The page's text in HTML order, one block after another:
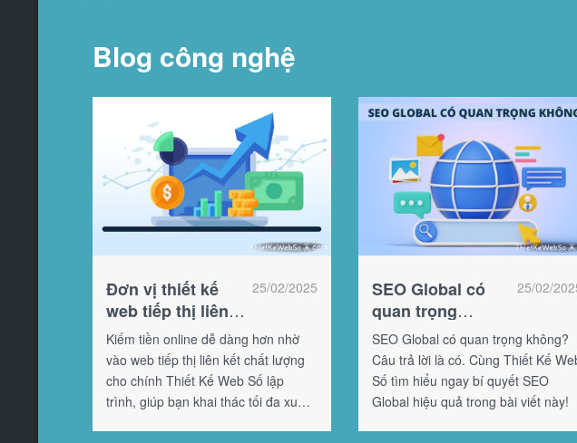
Blog công nghệ
25/02/2025
Đơn vị thiết kế
web tiếp thị liên
kết chất lượng tại
HCM
Kiếm tiền online dễ dàng hơn nhờ
vào web tiếp thị liên kết chất lượng
cho chính Thiết Kế Web Số lập
trình, giúp bạn khai thác tối đa xu
25/02/
SEO Global có
quan trọng
không?
SEO Global có quan trọng không?
Câu trả lời là có. Cùng Thiết Kế
Số tìm hiểu ngay bí quyết SEO
Global hiệu quả trong bài viết này!